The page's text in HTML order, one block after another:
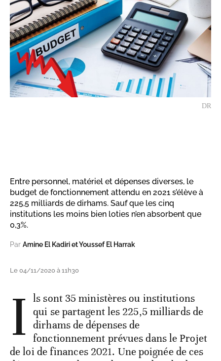
DR
Entre personnel, matériel et dépenses diverses, le
budget de fonctionnement attendu en 2021 s’élève à
225,5 milliards de dirhams. Sauf que les cinq
institutions les moins bien loties n’en absorbent que
0,3%.
Par Amine El Kadiri et Youssef El Harrak
Le 04/11/2020 à 11h30
I ls sont 35 ministères ou institutions
qui se partagent les 225,5 milliards de
dirhams de dépenses de
fonctionnement prévues dans le Projet
de loi de finances 2021. Une poignée de ces